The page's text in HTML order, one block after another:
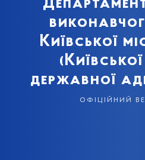
Київської
державної
офіційний